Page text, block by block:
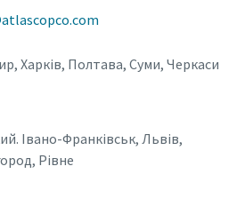
Харків, Полтава, Суми, Черкаси
Івано-Франківськ, Львів,
Рівне